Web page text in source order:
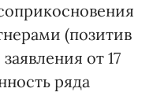
(позитив
от 17
ряда